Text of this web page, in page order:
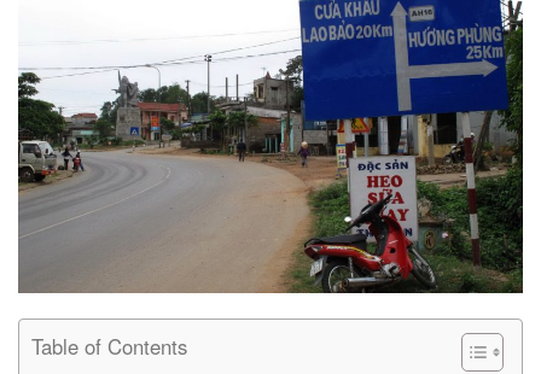
Table of Contents